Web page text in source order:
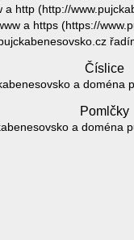
a http (http://
a https (https://
Číslice
a doména
Pomlčky
a doména